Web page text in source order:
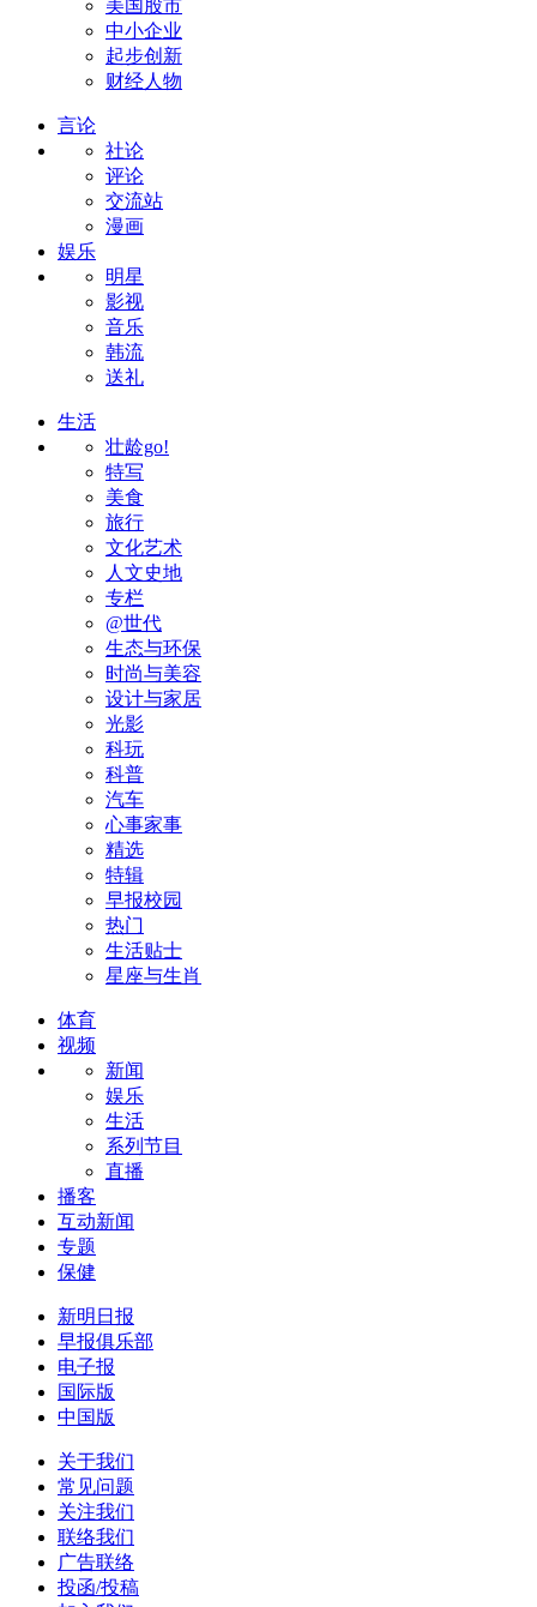
美国股市
中小企业
起步创新
财经人物
言论
社论
评论
交流站
漫画
娱乐
明星
影视
音乐
韩流
送礼
生活
壮龄go!
特写
美食
旅行
文化艺术
人文史地
专栏
@世代
生态与环保
时尚与美容
设计与家居
光影
科玩
科普
汽车
心事家事
精选
特辑
早报校园
热门
生活贴士
星座与生肖
体育
视频
新闻
娱乐
生活
系列节目
直播
播客
互动新闻
专题
保健
新明日报
早报俱乐部
电子报
国际版
中国版
关于我们
常见问题
关注我们
联络我们
广告联络
投函/投稿